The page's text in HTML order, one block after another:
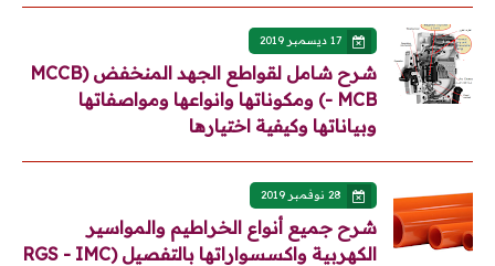
17 ديسمبر 2019
شرح شامل لقواطع الجهد المنخفض (MCCB
- MCB) ومكوناتها وانواعها ومواصفاتها
وبياناتها وكيفية اختيارها
28 نوفمبر 2019
شرح جميع أنواع الخراطيم والمواسير
الكهربية واكسسواراتها بالتفصيل (RGS - IMC